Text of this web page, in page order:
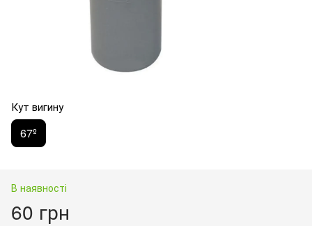
Кут вигину
67º
В наявності
60 грн